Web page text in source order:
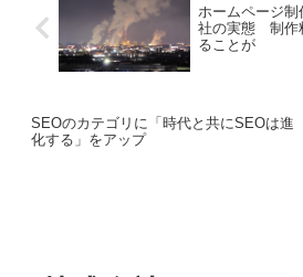
ホームページ
社の実態 制作
ることが
SEOのカテゴリに「時代と共にSEOは進
化する」をアップ